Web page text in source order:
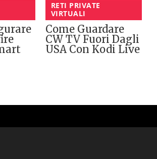
RETI PRIVATE
VIRTUALI
Come Guardare
CW TV Fuori Dagli
USA Con Kodi Live